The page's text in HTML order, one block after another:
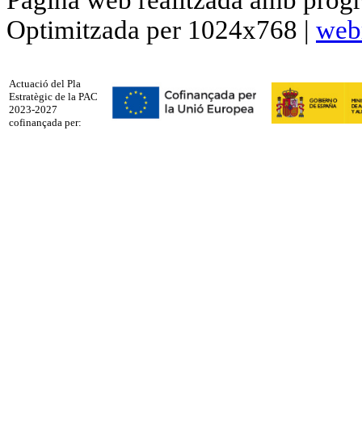
Optimitzada per 1024x768 |
Actuació del Pla
Estratègic de la PAC
2023-2027
cofinançada per: